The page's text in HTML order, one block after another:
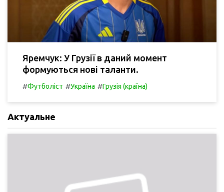
Яремчук: У Грузії в даний момент
формуються нові таланти.
#Футболіст #Україна #Грузія (країна)
Актуальне